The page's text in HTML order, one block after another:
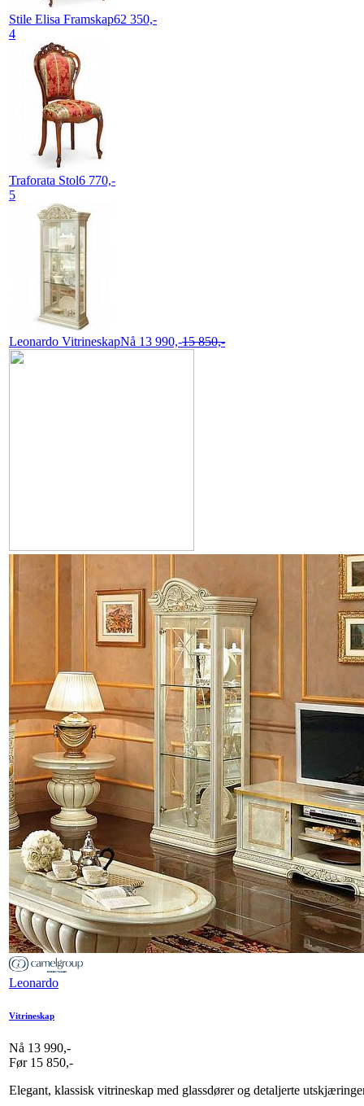
Stile Elisa Framskap62 350,-
4
Traforata Stol6 770,-
5
Leonardo VitrineskapNå 13 990,-15 850,-
Leonardo
Vitrineskap
Nå 13 990,-
Før 15 850,-
Elegant, klassisk vitrineskap med glassdører og detaljerte